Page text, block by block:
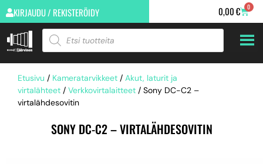
KIRJAUDU / REKISTERÖIDY 0,00€ 0
Etusivu / Kameratarvikkeet / Akut, laturit ja
virtalähteet / Verkkovirtalaitteet / Sony DC-C2 –
virtalähdesovitin
SONY DC-C2 – VIRTALÄHDESOVITIN